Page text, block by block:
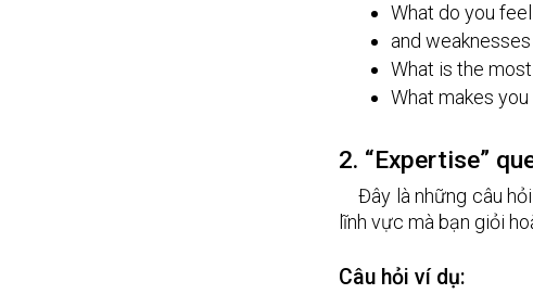
What do you
and
What is the
What makes you
2. “Expertise”
Đây là những câu
lĩnh vực mà bạn giỏi
Câu hỏi ví dụ: